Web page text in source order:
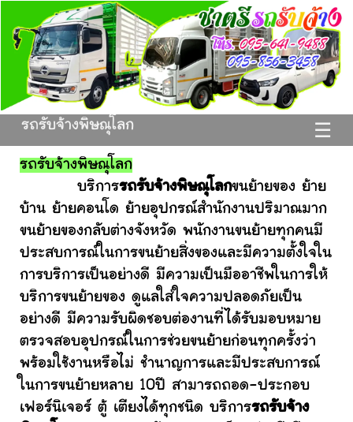
☰
รถรับจ้างพิษณุโลก
รถรับจ้างพิษณุโลก
บริการรถรับจ้างพิษณุโลกขนย้ายของ ย้าย
บ้าน ย้ายคอนโด ย้ายอุปกรณ์สำนักงานปริมาณมาก
ขนย้ายของกลับต่างจังหวัด พนักงานขนย้ายทุกคนมี
ประสบการณ์ในการขนย้ายสิ่งของและมีความตั้งใจใน
การบริการเป็นอย่างดี มีความเป็นมืออาชีพในการให้
บริการขนย้ายของ ดูแลใส่ใจความปลอดภัยเป็น
อย่างดี มีความรับผิดชอบต่องานที่ได้รับมอบหมาย
ตรวจสอบอุปกรณ์ในการช่วยขนย้ายก่อนทุกครั้งว่า
พร้อมใช้งานหรือไม่ ชำนาญการและมีประสบการณ์
ในการขนย้ายหลาย 10ปี สามารถถอด-ประกอบ
เฟอร์นิเจอร์ ตู้ เตียงได้ทุกชนิด บริการรถรับจ้าง